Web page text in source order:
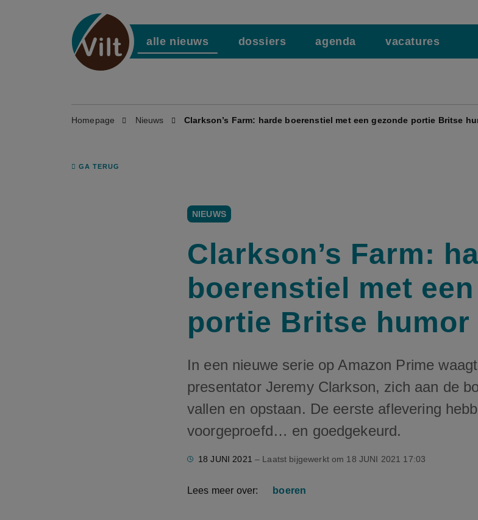
alle nieuws dossiers agenda vacatures
Homepage Nieuws Clarkson’s Farm: harde boerenstiel met een gezonde portie Britse
GA TERUG
NIEUWS
Clarkson’s Farm:
boerenstiel met
portie Britse humor
In een nieuwe serie op Amazon Prime
presentator Jeremy Clarkson, zich aan de
vallen en opstaan. De eerste aflevering
voorgeproefd… en goedgekeurd.
18 JUNI 2021 – Laatst bijgewerkt om 18 JUNI 2021 17:03
Lees meer over: boeren